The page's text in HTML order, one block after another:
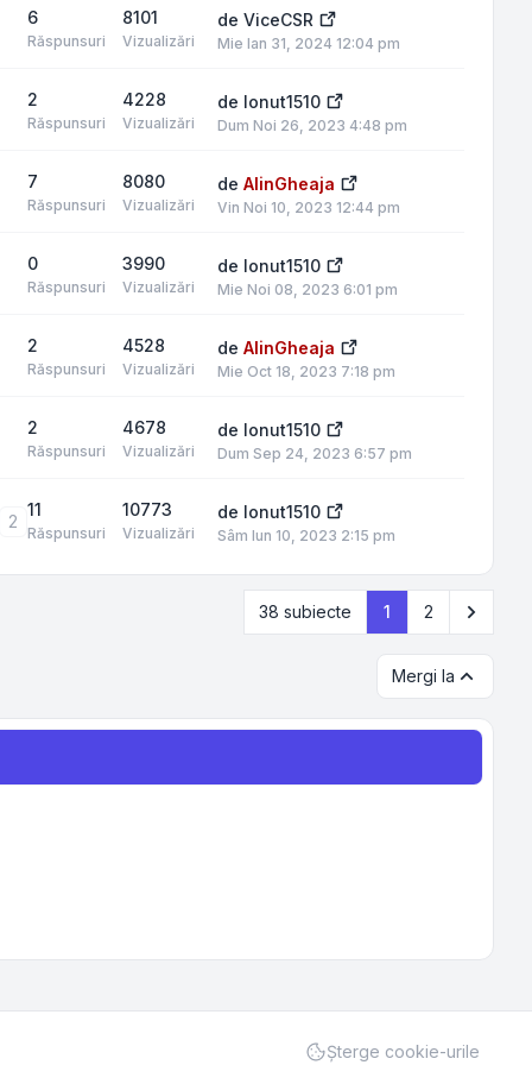
6
Răspunsuri
8101
Vizualizări
de ViceCSR
Mie Ian 31, 2024 12:04 pm
2
Răspunsuri
4228
Vizualizări
de Ionut1510
Dum Noi 26, 2023 4:48 pm
7
Răspunsuri
8080
Vizualizări
de AlinGheaja
Vin Noi 10, 2023 12:44 pm
0
Răspunsuri
3990
Vizualizări
de Ionut1510
Mie Noi 08, 2023 6:01 pm
2
Răspunsuri
4528
Vizualizări
de AlinGheaja
Mie Oct 18, 2023 7:18 pm
2
Răspunsuri
4678
Vizualizări
de Ionut1510
Dum Sep 24, 2023 6:57 pm
2
11
Răspunsuri
10773
Vizualizări
de Ionut1510
Sâm Iun 10, 2023 2:15 pm
38 subiecte 1 2
Mergi la
Şterge cookie-urile